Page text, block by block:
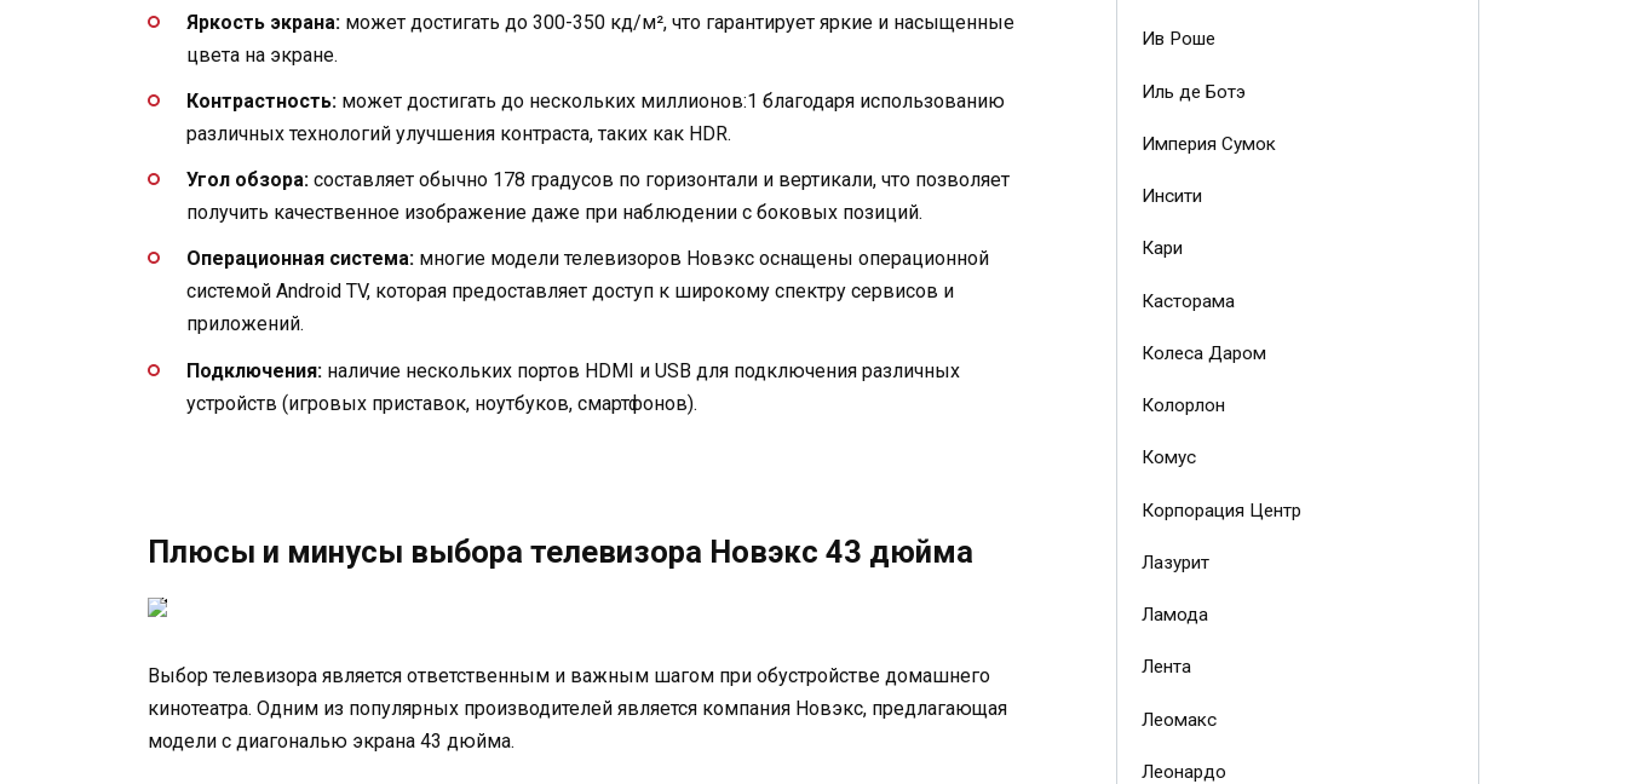
Яркость экрана: может достигать до 300-350 кд/м², что гарантирует яркие и насыщенные
цвета на экране.
Контрастность: может достигать до нескольких миллионов:1 благодаря использованию
различных технологий улучшения контраста, таких как HDR.
Угол обзора: составляет обычно 178 градусов по горизонтали и вертикали, что позволяет
получить качественное изображение даже при наблюдении с боковых позиций.
Операционная система: многие модели телевизоров Новэкс оснащены операционной
системой Android TV, которая предоставляет доступ к широкому спектру сервисов и
приложений.
Подключения: наличие нескольких портов HDMI и USB для подключения различных
устройств (игровых приставок, ноутбуков, смартфонов).
Плюсы и минусы выбора телевизора Новэкс 43 дюйма
Выбор телевизора является ответственным и важным шагом при обустройстве домашнего
кинотеатра. Одним из популярных производителей является компания Новэкс, предлагающая
модели с диагональю экрана 43 дюйма.
Ив Роше
Иль де Ботэ
Империя Сумок
Инсити
Кари
Касторама
Колеса Даром
Колорлон
Комус
Корпорация Центр
Лазурит
Ламода
Лента
Леомакс
Леонардо